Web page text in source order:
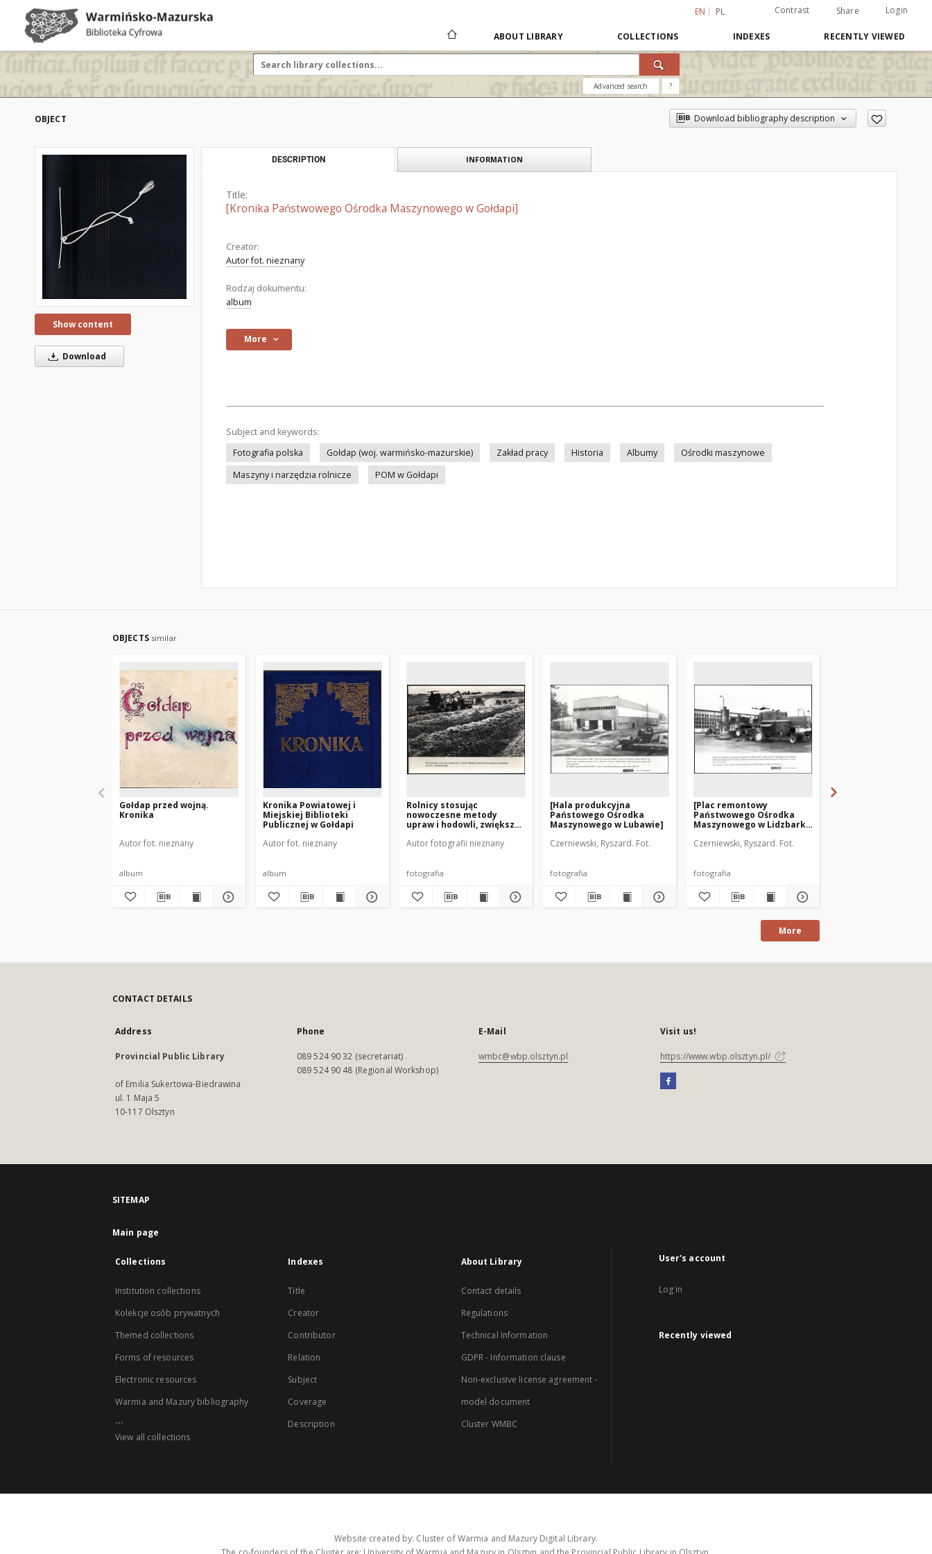
EN PL Contrast Share Login
ABOUT LIBRARY COLLECTIONS INDEXES RECENTLY VIEWED
Advanced search ?
OBJECT Download bibliography description
Show content
Download
DESCRIPTION INFORMATION
Title:
[Kronika Państwowego Ośrodka Maszynowego w Gołdapi]
Creator:
Autor fot. nieznany
Rodzaj dokumentu:
album
More
Subject and keywords:
Fotografia polska
Gołdap (woj. warmińsko-mazurskie) Zakład pracy Historia Albumy
Ośrodki maszynowe
Maszyny i narzędzia rolnicze
POM w Gołdapi
OBJECTS similar
Gołdap przed wojną.
Kronika
Autor fot. nieznany
album
Kronika Powiatowej i
Miejskiej Biblioteki
Publicznej w Gołdapi
Autor fot. nieznany
album
Rolnicy stosując
nowoczesne metody
upraw i hodowli, zwiększyli
czterokrotnie w stosunku
Autor fotografii nieznany
fotografia
[Hala produkcyjna
Państowego Ośrodka
Maszynowego w Lubawie]
Czerniewski, Ryszard. Fot.
fotografia
[Plac remontowy
Państwowego Ośrodka
Maszynowego w Lidzbarku
Czerniewski, Ryszard. Fot.
fotografia
More
CONTACT DETAILS
Address
Provincial Public Library
of Emilia Sukertowa-Biedrawina
ul. 1 Maja 5
10-117 Olsztyn
Phone
089 524 90 32 (secretariat)
089 524 90 48 (Regional Workshop)
E-Mail
wmbc@wbp.olsztyn.pl
Visit us!
https://www.wbp.olsztyn.pl/
SITEMAP
Main page
Collections
Institution collections
Kolekcje osób prywatnych
Themed collections
Forms of resources
Electronic resources
Warmia and Mazury bibliography
...
View all collections
Indexes
Title
Creator
Contributor
Relation
Subject
Coverage
Description
About Library
Contact details
Regulations
Technical Information
GDPR - Information clause
Non-exclusive license agreement -
model document
Cluster WMBC
User's account
Log in
Recently viewed
Website created by: Cluster of Warmia and Mazury Digital Library.